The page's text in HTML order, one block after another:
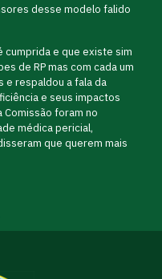
desse modelo falido
cumprida e que existe sim
de RP mas com cada um
e respaldou a fala da
e seus impactos
Comissão foram no
médica pericial,
que querem mais